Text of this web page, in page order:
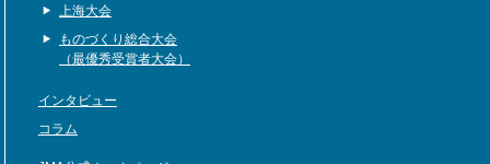
上海大会
ものづくり総合大会
（最優秀受賞者大会）
インタビュー
コラム